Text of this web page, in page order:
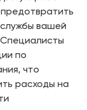
вашей
по
что
расходы на